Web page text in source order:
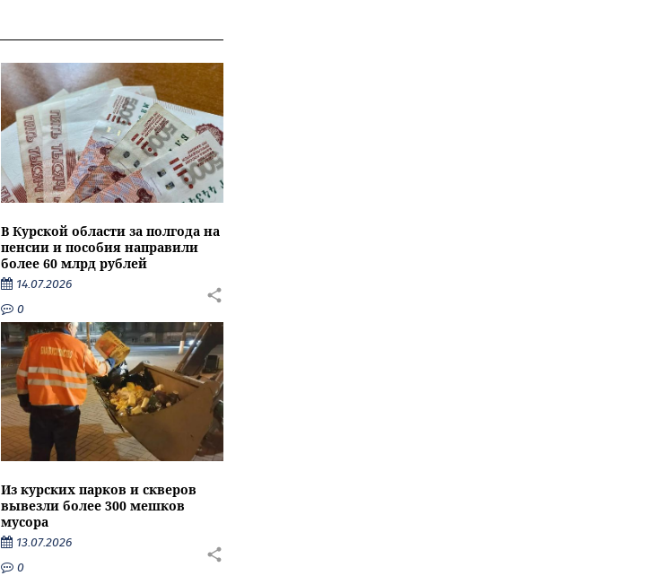
В Курской области за полгода на
пенсии и пособия направили
более 60 млрд рублей
14.07.2026
0
Из курских парков и скверов
вывезли более 300 мешков
мусора
13.07.2026
0